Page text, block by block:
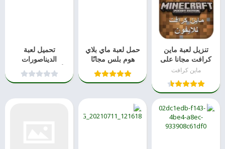
تنزيل لعبة ماين
كرافت مجانا على
الايفون بدون
ماين كرافت
حمل لعبة ماي بلاي
هوم بلس مجانًا
2023
تحميل لعبة
الديناصورات
للأطفال والكبار دون
إنترنت 2021